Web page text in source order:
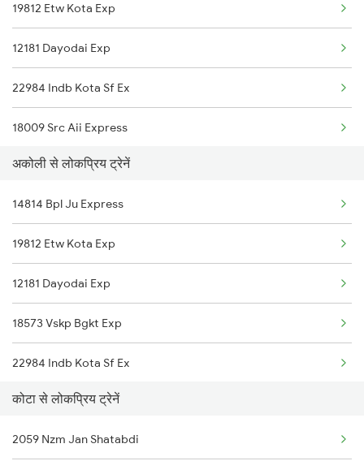
Kota to Kanpur Trains
Kota to Chengannur Trains
Kota to Champa Trains
19812 Etw Kota Exp
12181 Dayodai Exp
22984 Indb Kota Sf Ex
18009 Src Aii Express
अकोली से लोकप्रिय ट्रेनें
14814 Bpl Ju Express
19812 Etw Kota Exp
12181 Dayodai Exp
18573 Vskp Bgkt Exp
22984 Indb Kota Sf Ex
2281 Jbp Aii Special
2282 Aii Jbp Spl
कोटा से लोकप्रिय ट्रेनें
2059 Nzm Jan Shatabdi